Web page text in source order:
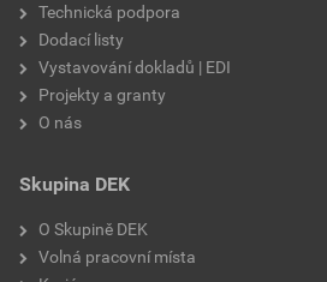
Technická podpora
Dodací listy
Vystavování dokladů | EDI
Projekty a granty
O nás
Skupina DEK
O Skupině DEK
Volná pracovní místa